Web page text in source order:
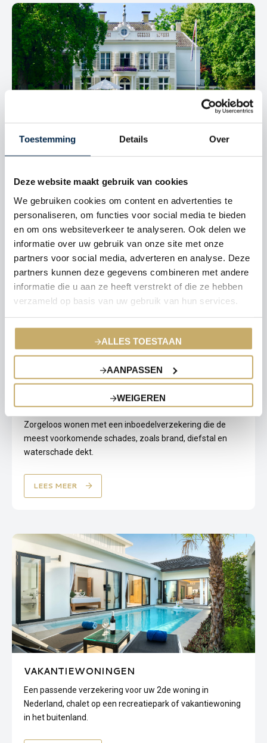
Toestemming Details Over
Deze website maakt gebruik van cookies
We gebruiken cookies om content en advertenties te
personaliseren, om functies voor social media te bieden
en om ons websiteverkeer te analyseren. Ook delen we
informatie over uw gebruik van onze site met onze
partners voor social media, adverteren en analyse. Deze
partners kunnen deze gegevens combineren met andere
informatie die u aan ze heeft verstrekt of die ze hebben
verzameld op basis van uw gebruik van hun services.
ALLES TOESTAAN
AANPASSEN
WEIGEREN
MONUMENTALE PANDEN
Gemeente- en rijksmonumenten kennen een bijzonder
monumentenverzekeringen.
LEES MEER
INBOEDEL
Zorgeloos wonen met een inboedelverzekering die de
meest voorkomende schades, zoals brand, diefstal en
waterschade dekt.
LEES MEER
VAKANTIEWONINGEN
Een passende verzekering voor uw 2de woning in
Nederland, chalet op een recreatiepark of vakantiewoning
in het buitenland.